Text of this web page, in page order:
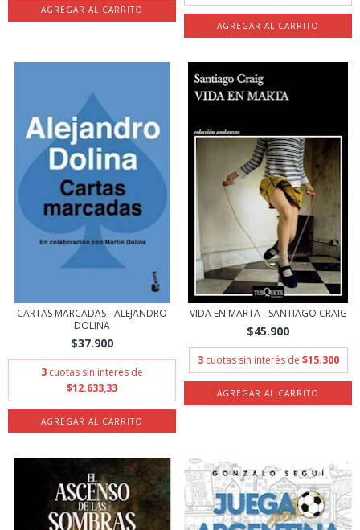
CARTAS MARCADAS - ALEJANDRO
DOLINA
$37.900
3 cuotas sin interés de
$12.633,33
VIDA EN MARTA - SANTIAGO CRAIG
$45.900
3 cuotas sin interés de $15.300